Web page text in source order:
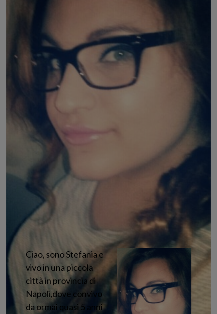
Ciao, sono Stefania e
vivo in una piccola
città in provincia di
Napoli,dove convivo
da ormai quasi 5 anni